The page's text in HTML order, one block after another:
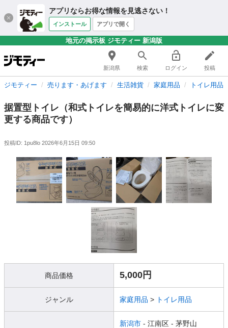
アプリならお得な情報を見逃さない！
インストール アプリで開く
地元の掲示板 ジモティー 新潟版
新潟県 検索 ログイン 投稿
ジモティー 売ります・あげます 生活雑貨 家庭用品 トイレ用品
据置型トイレ（和式トイレを簡易的に洋式トイレに変
更する商品です）
投稿ID: 1pu8lo 2026年6月15日 09:50
商品価格 5,000円
ジャンル 家庭用品 > トイレ用品
新潟市 - 江南区 - 茅野山